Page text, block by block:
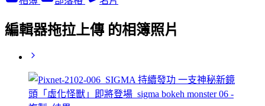
編輯器拖拉上傳 的相簿照片